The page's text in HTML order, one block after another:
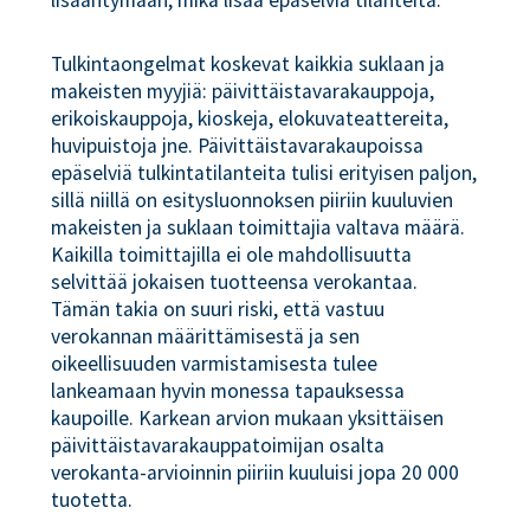
Tulkintaongelmat koskevat kaikkia suklaan ja
makeisten myyjiä: päivittäistavarakauppoja,
erikoiskauppoja, kioskeja, elokuvateattereita,
huvipuistoja jne. Päivittäistavarakaupoissa
epäselviä tulkintatilanteita tulisi erityisen paljon,
sillä niillä on esitysluonnoksen piiriin kuuluvien
makeisten ja suklaan toimittajia valtava määrä.
Kaikilla toimittajilla ei ole mahdollisuutta
selvittää jokaisen tuotteensa verokantaa.
Tämän takia on suuri riski, että vastuu
verokannan määrittämisestä ja sen
oikeellisuuden varmistamisesta tulee
lankeamaan hyvin monessa tapauksessa
kaupoille. Karkean arvion mukaan yksittäisen
päivittäistavarakauppatoimijan osalta
verokanta-arvioinnin piiriin kuuluisi jopa 20 000
tuotetta.